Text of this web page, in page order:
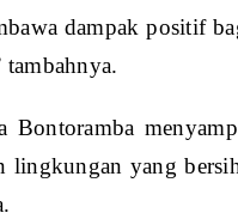
dampak positif
tambahnya.
Bontoramba
lingkungan yang